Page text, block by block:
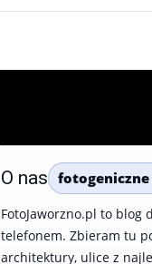
O nas fotogeniczne
FotoJaworzno.pl to blog
telefonem. Zbieram tu
architektury, ulice z